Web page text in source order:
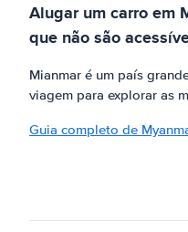
Alugar um carro em
que não são
Mianmar é um país
viagem para explorar as
Guia completo de